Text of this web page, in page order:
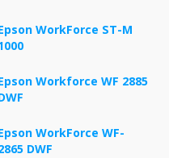
WorkForce ST-M
Workforce WF 2885
WorkForce WF-
DWF